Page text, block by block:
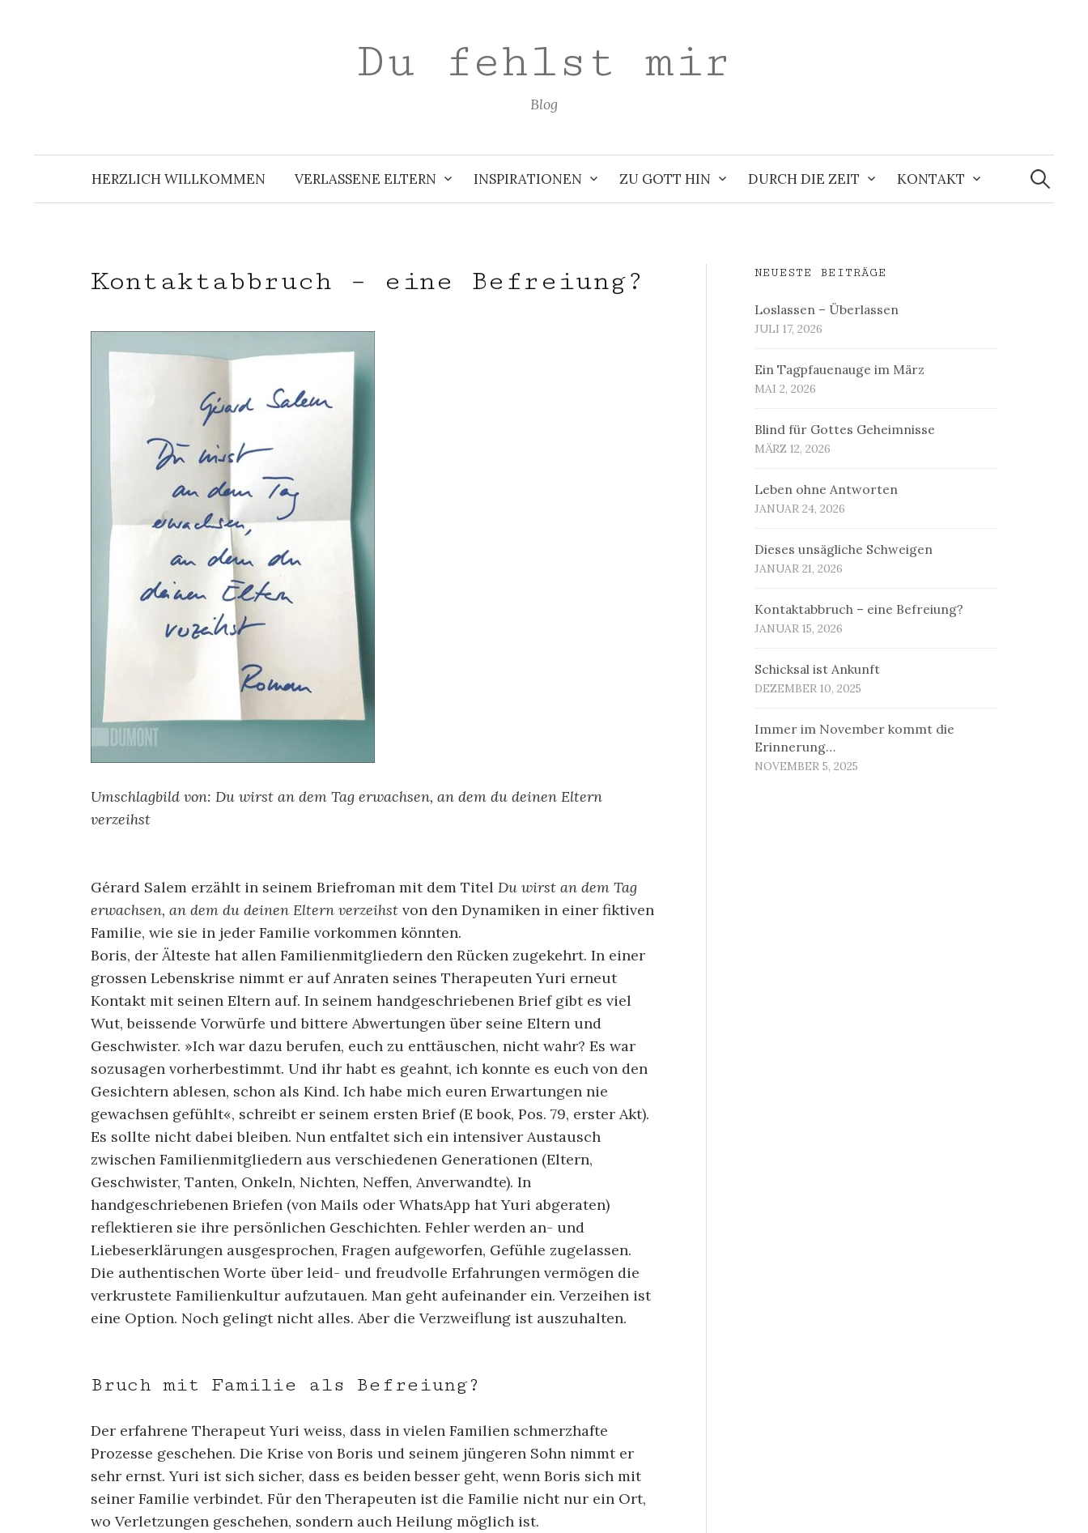
Du fehlst mir
Blog
HERZLICH WILLKOMMEN VERLASSENE ELTERN INSPIRATIONEN ZU GOTT HIN DURCH DIE ZEIT KONTAKT
Suchen
nach:
Kontaktabbruch – eine Befreiung?
Umschlagbild von: Du wirst an dem Tag erwachsen, an dem du deinen Eltern
verzeihst
Gérard Salem erzählt in seinem Briefroman mit dem Titel Du wirst an dem Tag
erwachsen, an dem du deinen Eltern verzeihst von den Dynamiken in einer fiktiven
Familie, wie sie in jeder Familie vorkommen könnten.
Boris, der Älteste hat allen Familienmitgliedern den Rücken zugekehrt. In einer
grossen Lebenskrise nimmt er auf Anraten seines Therapeuten Yuri erneut
Kontakt mit seinen Eltern auf. In seinem handgeschriebenen Brief gibt es viel
Wut, beissende Vorwürfe und bittere Abwertungen über seine Eltern und
Geschwister. »Ich war dazu berufen, euch zu enttäuschen, nicht wahr? Es war
sozusagen vorherbestimmt. Und ihr habt es geahnt, ich konnte es euch von den
Gesichtern ablesen, schon als Kind. Ich habe mich euren Erwartungen nie
gewachsen gefühlt«, schreibt er seinem ersten Brief (E book, Pos. 79, erster Akt).
Es sollte nicht dabei bleiben. Nun entfaltet sich ein intensiver Austausch
zwischen Familienmitgliedern aus verschiedenen Generationen (Eltern,
Geschwister, Tanten, Onkeln, Nichten, Neffen, Anverwandte). In
handgeschriebenen Briefen (von Mails oder WhatsApp hat Yuri abgeraten)
reflektieren sie ihre persönlichen Geschichten. Fehler werden an- und
Liebeserklärungen ausgesprochen, Fragen aufgeworfen, Gefühle zugelassen.
Die authentischen Worte über leid- und freudvolle Erfahrungen vermögen die
verkrustete Familienkultur aufzutauen. Man geht aufeinander ein. Verzeihen ist
eine Option. Noch gelingt nicht alles. Aber die Verzweiflung ist auszuhalten.
Bruch mit Familie als Befreiung?
Der erfahrene Therapeut Yuri weiss, dass in vielen Familien schmerzhafte
Prozesse geschehen. Die Krise von Boris und seinem jüngeren Sohn nimmt er
sehr ernst. Yuri ist sich sicher, dass es beiden besser geht, wenn Boris sich mit
seiner Familie verbindet. Für den Therapeuten ist die Familie nicht nur ein Ort,
wo Verletzungen geschehen, sondern auch Heilung möglich ist.
NEUESTE BEITRÄGE
Loslassen – Überlassen
JULI 17, 2026
Ein Tagpfauenauge im März
MAI 2, 2026
Blind für Gottes Geheimnisse
MÄRZ 12, 2026
Leben ohne Antworten
JANUAR 24, 2026
Dieses unsägliche Schweigen
JANUAR 21, 2026
Kontaktabbruch – eine Befreiung?
JANUAR 15, 2026
Schicksal ist Ankunft
DEZEMBER 10, 2025
Immer im November kommt die
Erinnerung…
NOVEMBER 5, 2025